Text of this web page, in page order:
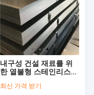
내구성 건설 재료를 위
한 열불형 스테인리스
최신 가격 받기